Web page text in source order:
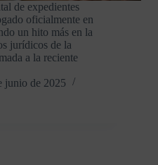
de expedientes
oficialmente en
un hito más en la
jurídicos de la
a la reciente
junio de 2025